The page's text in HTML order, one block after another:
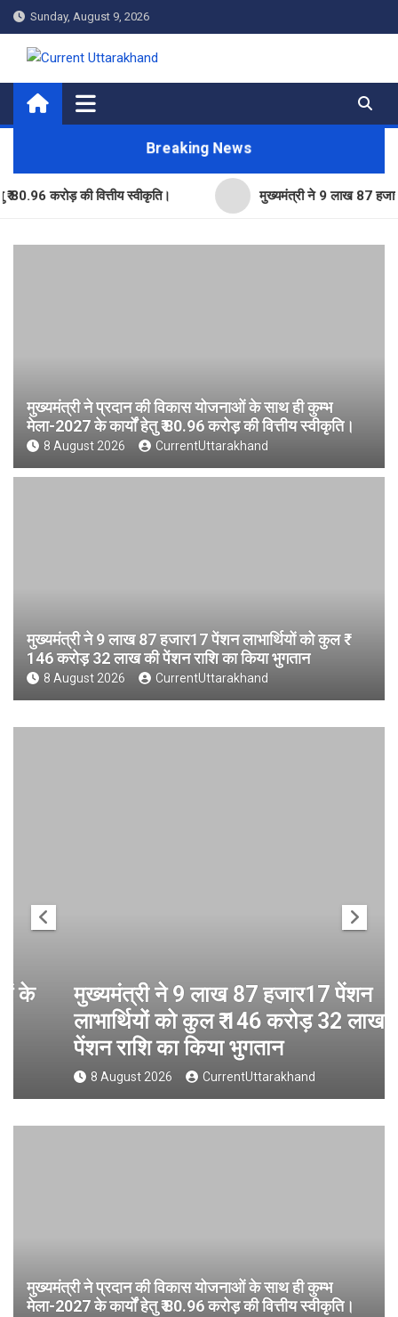
Skip
to
content
Sunday, August 9, 2026
Current Uttarakhand
Breaking News
की वित्तीय स्वीकृति। मुख्यमंत्री ने 9 लाख 87 हजार17 पेंशन
मुख्यमंत्री ने प्रदान की विकास योजनाओं के साथ ही कुम्भ
मेला-2027 के कार्यों हेतु ₹ 80.96 करोड़ की वित्तीय स्वीकृति।
8 August 2026 CurrentUttarakhand
मुख्यमंत्री ने 9 लाख 87 हजार17 पेंशन लाभार्थियों को कुल ₹
146 करोड़ 32 लाख की पेंशन राशि का किया भुगतान
8 August 2026 CurrentUttarakhand
मुख्यमंत्री ने 9 लाख 87 हजार17 पेंशन
लाभार्थियों को कुल ₹ 146 करोड़ 32 लाख की
पेंशन राशि का किया भुगतान
8 August 2026 CurrentUttarakhand
मुख्यमंत्री ने प्रदान की विकास योजनाओं के साथ ही कुम्भ
मेला-2027 के कार्यों हेतु ₹ 80.96 करोड़ की वित्तीय स्वीकृति।